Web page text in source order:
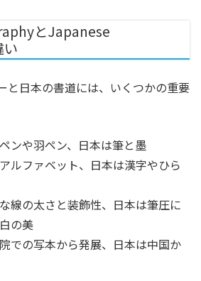
とJapanese
と日本の書道には、いくつかの重要
ンや羽ペン、日本は筆と墨
ルファベット、日本は漢字やひら
線の太さと装飾性、日本は筆圧に
の美
での写本から発展、日本は中国か